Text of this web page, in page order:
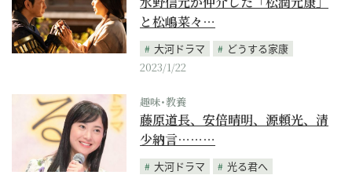
と松嶋菜々…
大河ドラマ
どうする家康
2023/1/22
趣味･教養
藤原道長、安倍晴明、源頼光、清
少納言………
大河ドラマ
光る君へ